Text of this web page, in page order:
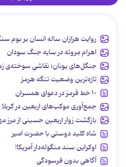
روایت هزاران ساله انسان بر بوم
اهرام مِروئه در سایه جنگ سودان
جنگل‌های یونان؛ نقاشیِ سوخته‌ی
تازه‌ترین وضعیت تنگه هرمز
۱۰ خط قرمز در دعوای همسران
جمع‌آوری موکب‌های اربعین در کربلا
بازگشت زوار اربعین حسینی از مرز
شاه کلید دوستی با حضرت امیر
اوکراین سند منگوله‌دار آمریکا!
آگاهی بدون فرسودگی